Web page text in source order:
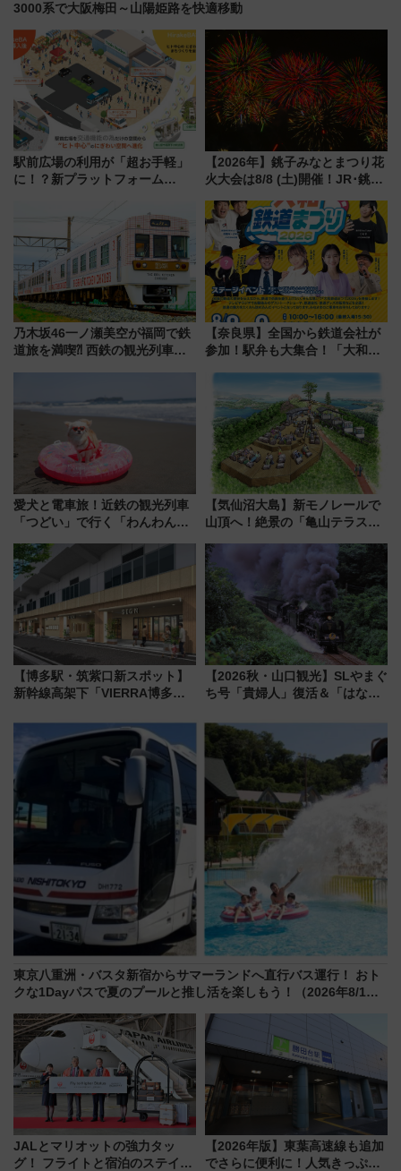
3000系で大阪梅田～山陽姫路を快適移動
駅前広場の利用が「超お手軽」
に！？新プラットフォーム
マホで簡単申請 物販や演奏会な
【2026年】銚子みなとまつり花
火大会は8/8 (土)開催！JR･銚子
報、利根川に咲く8,000発の大迫
力＆屋台を満喫
乃木坂46一ノ瀬美空が福岡で鉄
道旅を満喫⁈ 西鉄の観光列車
府･柳川の旅！YouTubeが公開
【奈良県】全国から鉄道会社が
参加！駅弁も大集合！「大和鉄
に開催決定
愛犬と電車旅！近鉄の観光列車
「つどい」で行く「わんわん列
める日帰りツアー
【気仙沼大島】新モノレールで
山頂へ！絶景の「亀山テラス
暇村のお得な日帰りプランも登
場
【博多駅・筑紫口新スポット】
新幹線高架下「VIERRA博多テ
など注目の全6店舗 「博多活憩
通り」も一新
【2026秋・山口観光】SLやまぐ
ち号「貴婦人」復活＆「はなあ
注目観光列車まとめ きっぷの取
東京八重洲・バスタ新宿からサマーランドへ直行バス運行！ おト
クな1Dayパスで夏のプールと推し活を楽しもう！（2026年8/1～
JALとマリオットの強力タッ
グ！ フライトと宿泊のステイタ
【2026年版】東葉高速線も追加
でさらに便利に！人気きっぷ